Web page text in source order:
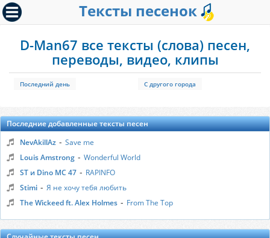
Тексты песенок
D-Man67 все тексты (слова) песен,
переводы, видео, клипы
Последний день С другого города
Последние добавленные тексты песен
NevAkillAz - Save me
Louis Amstrong - Wonderful World
ST и Dino MC 47 - RAPINFO
Stimi - Я не хочу тебя любить
The Wickeed ft. Alex Holmes - From The Top